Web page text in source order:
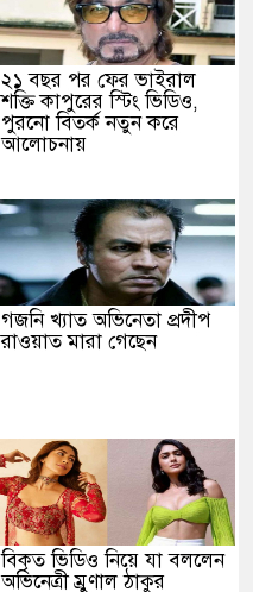
২১ বছর পর ফের ভাইরাল
শক্তি কাপুরের স্টিং ভিডিও,
পুরনো বিতর্ক নতুন করে
আলোচনায়
গজনি খ্যাত অভিনেতা প্রদীপ
রাওয়াত মারা গেছেন
বিকৃত ভিডিও নিয়ে যা বললেন
অভিনেত্রী ম্রুণাল ঠাকুর